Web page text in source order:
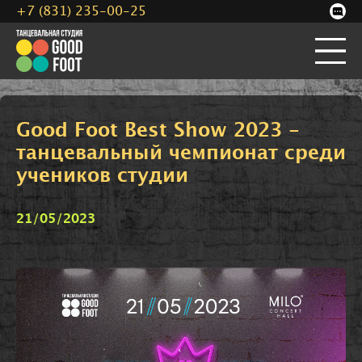
Good Foot Best Show 2023 -
танцевальный чемпионат среди
учеников студии
21/05/2023
+7 (831) 235-00-25